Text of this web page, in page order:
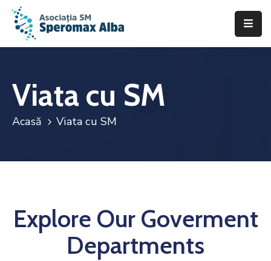
noi
Scleroza
Asistență
Fii
Viata cu SM
Acasă Viata cu SM
Explore Our Goverment
Departments